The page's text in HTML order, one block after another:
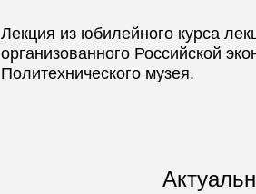
Лекция из юбилейного курса
организованного Российской
Политехнического музея.